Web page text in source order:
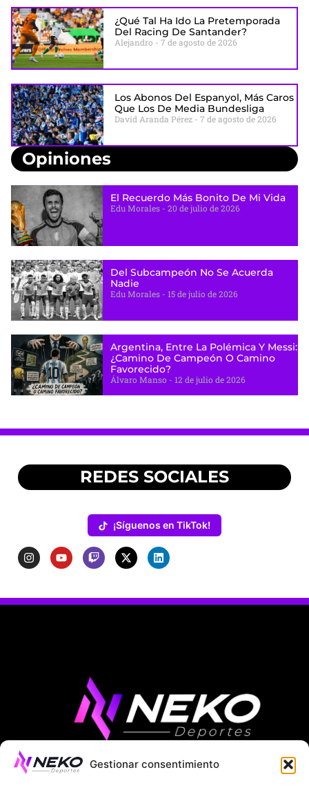
Gestionar consentimiento
¿Qué Tal Ha Ido La Pretemporada
Del Racing De Santander?
Alejandro 7 de agosto de 2026
Los Abonos Del Espanyol, Más Caros
Que Los De Media Bundesliga
David Aranda Pérez 7 de agosto de 2026
Opiniones
El Recuerdo Más Bonito De Mi Vida
Edu Morales 20 de julio de 2026
Del Subcampeón No Se Acuerda
Nadie
Edu Morales 15 de julio de 2026
Argentina, Entre La Polémica Y Messi:
¿camino De Campeón O Camino
Favorecido?
Álvaro Manso 12 de julio de 2026
REDES SOCIALES
¡Síguenos en TikTok!
ÚLTIMAS NOTICIAS COMPETICIONES EUROPEAS